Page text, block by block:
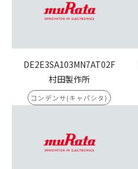
DE2E3SA103MN7AT02F
村田製作所
コンデンサ(キャパシタ)